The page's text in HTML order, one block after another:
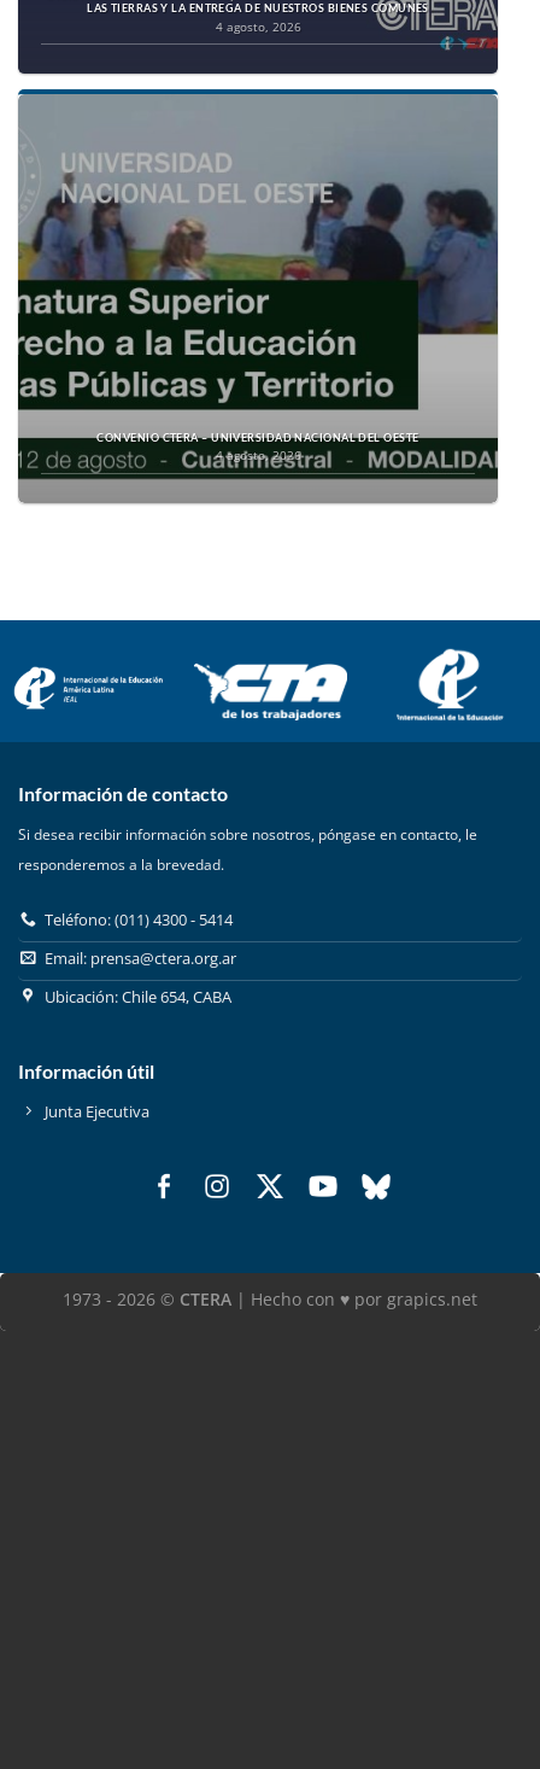
LAS TIERRAS Y LA ENTREGA DE NUESTROS BIENES COMUNES
4 agosto, 2026
CONVENIO CTERA – UNIVERSIDAD NACIONAL DEL OESTE
4 agosto, 2026
Información de contacto
Si desea recibir información sobre nosotros, póngase en contacto, le
responderemos a la brevedad.
Teléfono: (011) 4300 - 5414
Email: prensa@ctera.org.ar
Ubicación: Chile 654, CABA
Información útil
Junta Ejecutiva
1973 - 2026 © CTERA | Hecho con ♥ por grapics.net